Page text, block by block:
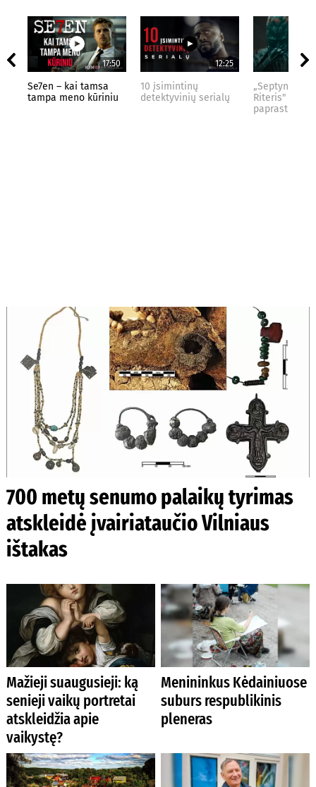
17:50
Se7en – kai tamsa
tampa meno kūriniu
12:25
10 įsimintinų
detektyvinių serialų
„Septynių
Riteris" – kai
paprastumas
700 metų senumo palaikų tyrimas
atskleidė įvairiataučio Vilniaus
ištakas
Mažieji suaugusieji: ką
senieji vaikų portretai
atskleidžia apie
vaikystę?
Menininkus Kėdainiuose
suburs respublikinis
pleneras